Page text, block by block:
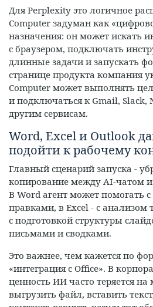
Для Perplexity это логичное
Computer задуман как
назначения: он может искать
с браузером, подключать
длинные задачи и запускать
странице продукта компания
Computer может выполнять
и подключаться к Gmail, Slack,
другим сервисам.
Word, Excel и Outlook
подойти к рабочему
Главный сценарий запуска -
копирование между AI-чатом
В Word агент может помогать
правками, в Excel - с анализом
с подготовкой структуры
письмами и сводками.
Это важнее, чем кажется по
«интеграция с Office». В
ценность ИИ часто теряется на
выгрузить файл, вставить